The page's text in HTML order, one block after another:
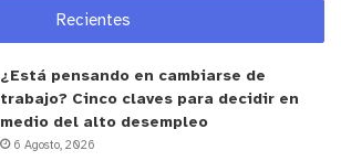
Recientes
¿Está pensando en cambiarse de
trabajo? Cinco claves para decidir en
medio del alto desempleo
6 Agosto, 2026